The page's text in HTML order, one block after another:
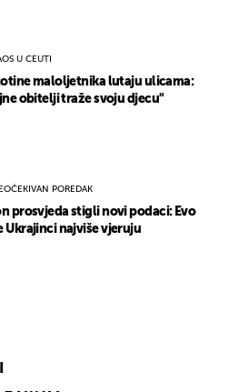
U CEUTI
maloljetnika lutaju ulicama:
obitelji traže svoju djecu"
POREDAK
prosvjeda stigli novi podaci: Evo
Ukrajinci najviše vjeruju